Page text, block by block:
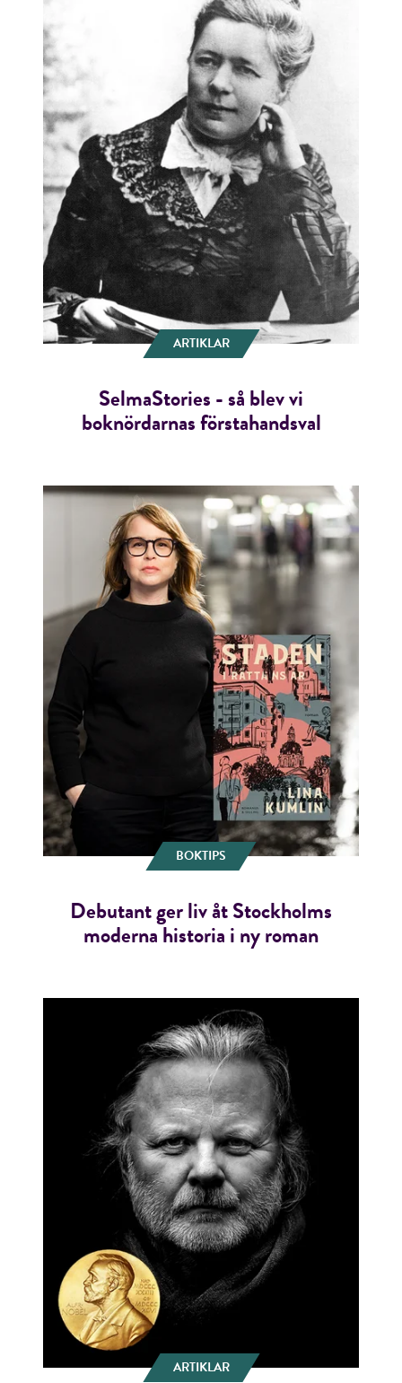
ARTIKLAR
SelmaStories - så blev vi
boknördarnas förstahandsval
BOKTIPS
Debutant ger liv åt Stockholms
moderna historia i ny roman
ARTIKLAR